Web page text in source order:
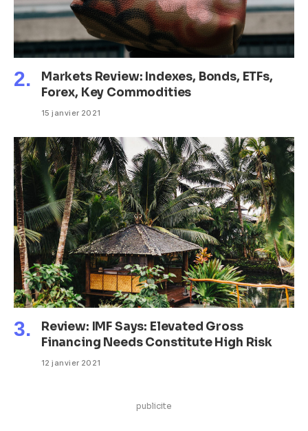
Markets Review: Indexes, Bonds, ETFs,
Forex, Key Commodities
15 janvier 2021
Review: IMF Says: Elevated Gross
Financing Needs Constitute High Risk
12 janvier 2021
publicite